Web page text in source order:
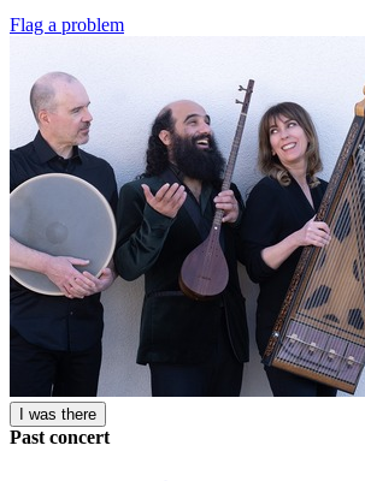
Flag a problem
I was there
Past concert